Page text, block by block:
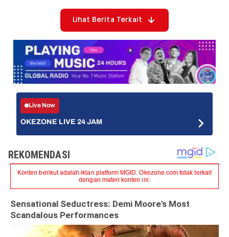
Lihat Berita Terkait
Live Now
OKEZONE LIVE 24 JAM